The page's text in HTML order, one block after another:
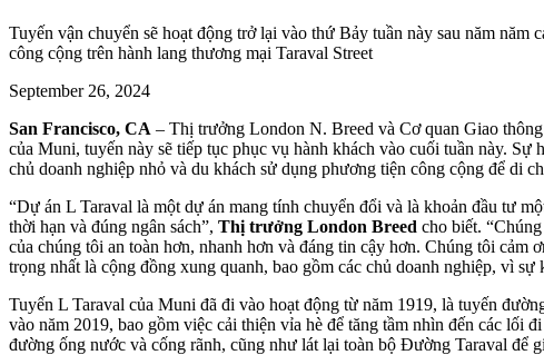
Tuyến vận chuyển sẽ hoạt động trở lại vào thứ Bảy tuần này sau năm
công cộng trên hành lang thương mại Taraval Street
September 26, 2024
San Francisco, CA – Thị trưởng London N. Breed và Cơ quan Giao
của Muni, tuyến này sẽ tiếp tục phục vụ hành khách vào cuối tuần này.
chủ doanh nghiệp nhỏ và du khách sử dụng phương tiện công cộng để di
“Dự án L Taraval là một dự án mang tính chuyển đổi và là khoản đầu tư
thời hạn và đúng ngân sách”, Thị trưởng London Breed cho biết.
của chúng tôi an toàn hơn, nhanh hơn và đáng tin cậy hơn. Chúng tôi cảm
trọng nhất là cộng đồng xung quanh, bao gồm các chủ doanh nghiệp, vì
Tuyến L Taraval của Muni đã đi vào hoạt động từ năm 1919, là tuyến
vào năm 2019, bao gồm việc cải thiện vỉa hè để tăng tầm nhìn đến các lối
đường ống nước và cống rãnh, cũng như lát lại toàn bộ Đường Taraval để